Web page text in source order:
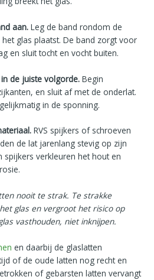
aan. Leg de band rondom de
glas plaatst. De band zorgt voor
en sluit tocht en vocht buiten.
de juiste volgorde. Begin
en sluit af met de onderlat.
in de sponning.
RVS spijkers of schroeven
de lat jarenlang stevig op zijn
spijkers verkleuren het hout en
nooit te strak. Te strakke
glas en vergroot het risico op
vasthouden, niet inknijpen.
en daarbij de glaslatten
of de oude latten nog recht en
of gebarsten latten vervangt